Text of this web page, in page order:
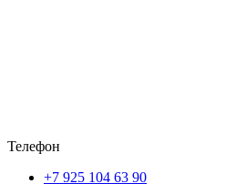
Телефон
+7 925 104 63 90